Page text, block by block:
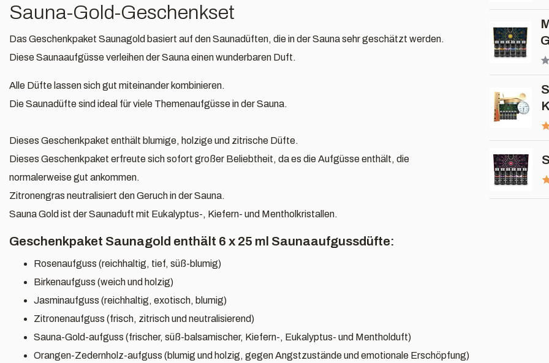
Sauna-Gold-Geschenkset
Das Geschenkpaket Saunagold basiert auf den Saunadüften, die in der Sauna sehr geschätzt werden.
Diese Saunaaufgüsse verleihen der Sauna einen wunderbaren Duft.
Alle Düfte lassen sich gut miteinander kombinieren.
Die Saunadüfte sind ideal für viele Themenaufgüsse in der Sauna.
Dieses Geschenkpaket enthält blumige, holzige und zitrische Düfte.
Dieses Geschenkpaket erfreute sich sofort großer Beliebtheit, da es die Aufgüsse enthält, die
normalerweise gut ankommen.
Zitronengras neutralisiert den Geruch in der Sauna.
Sauna Gold ist der Saunaduft mit Eukalyptus-, Kiefern- und Mentholkristallen.
Geschenkpaket Saunagold enthält 6 x 25 ml Saunaaufgussdüfte:
Rosenaufguss (reichhaltig, tief, süß-blumig)
Birkenaufguss (weich und holzig)
Jasminaufguss (reichhaltig, exotisch, blumig)
Zitronenaufguss (frisch, zitrisch und neutralisierend)
Sauna-Gold-aufguss (frischer, süß-balsamischer, Kiefern-, Eukalyptus- und Mentholduft)
Orangen-Zedernholz-aufguss (blumig und holzig, gegen Angstzustände und emotionale Erschöpfung)